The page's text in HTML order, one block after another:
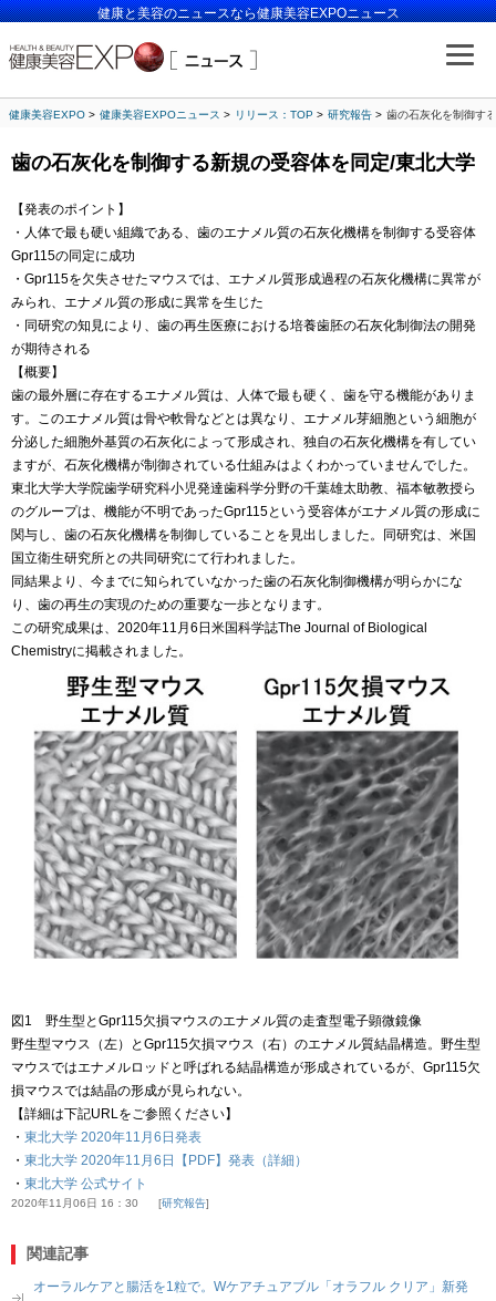
健康と美容のニュースなら健康美容EXPOニュース
健康美容EXPO 健康美容EXPOニュース リリース：TOP 研究報告 歯の石灰化を制御す
歯の石灰化を制御する新規の受容体を同定/東北大学
【発表のポイント】
・人体で最も硬い組織である、歯のエナメル質の石灰化機構を制御する受容体
Gpr115の同定に成功
・Gpr115を欠失させたマウスでは、エナメル質形成過程の石灰化機構に異常が
みられ、エナメル質の形成に異常を生じた
・同研究の知見により、歯の再生医療における培養歯胚の石灰化制御法の開発
が期待される
【概要】
歯の最外層に存在するエナメル質は、人体で最も硬く、歯を守る機能がありま
す。このエナメル質は骨や軟骨などとは異なり、エナメル芽細胞という細胞が
分泌した細胞外基質の石灰化によって形成され、独自の石灰化機構を有してい
ますが、石灰化機構が制御されている仕組みはよくわかっていませんでした。
東北大学大学院歯学研究科小児発達歯科学分野の千葉雄太助教、福本敏教授ら
のグループは、機能が不明であったGpr115という受容体がエナメル質の形成に
関与し、歯の石灰化機構を制御していることを見出しました。同研究は、米国
国立衛生研究所との共同研究にて行われました。
同結果より、今までに知られていなかった歯の石灰化制御機構が明らかにな
り、歯の再生の実現のための重要な一歩となります。
この研究成果は、2020年11月6日米国科学誌The Journal of Biological
Chemistryに掲載されました。
図1 野生型とGpr115欠損マウスのエナメル質の走査型電子顕微鏡像
野生型マウス（左）とGpr115欠損マウス（右）のエナメル質結晶構造。野生型
マウスではエナメルロッドと呼ばれる結晶構造が形成されているが、Gpr115欠
損マウスでは結晶の形成が見られない。
【詳細は下記URLをご参照ください】
・ 東北大学 2020年11月6日発表
・ 東北大学 2020年11月6日【PDF】発表（詳細）
・ 東北大学 公式サイト
2020年11月06日 16：30 研究報告
関連記事
オーラルケアと腸活を1粒で。Wケアチュアブル「オラフル クリア」新発